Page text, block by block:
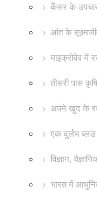
कैंसर के
आंत के
माइक्रोवेव में
तीसरी पास
अपने खुद के
एक दुर्लभ
विज्ञान,
भारत में